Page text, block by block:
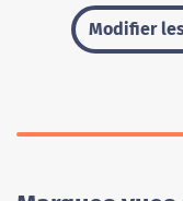
Modifier